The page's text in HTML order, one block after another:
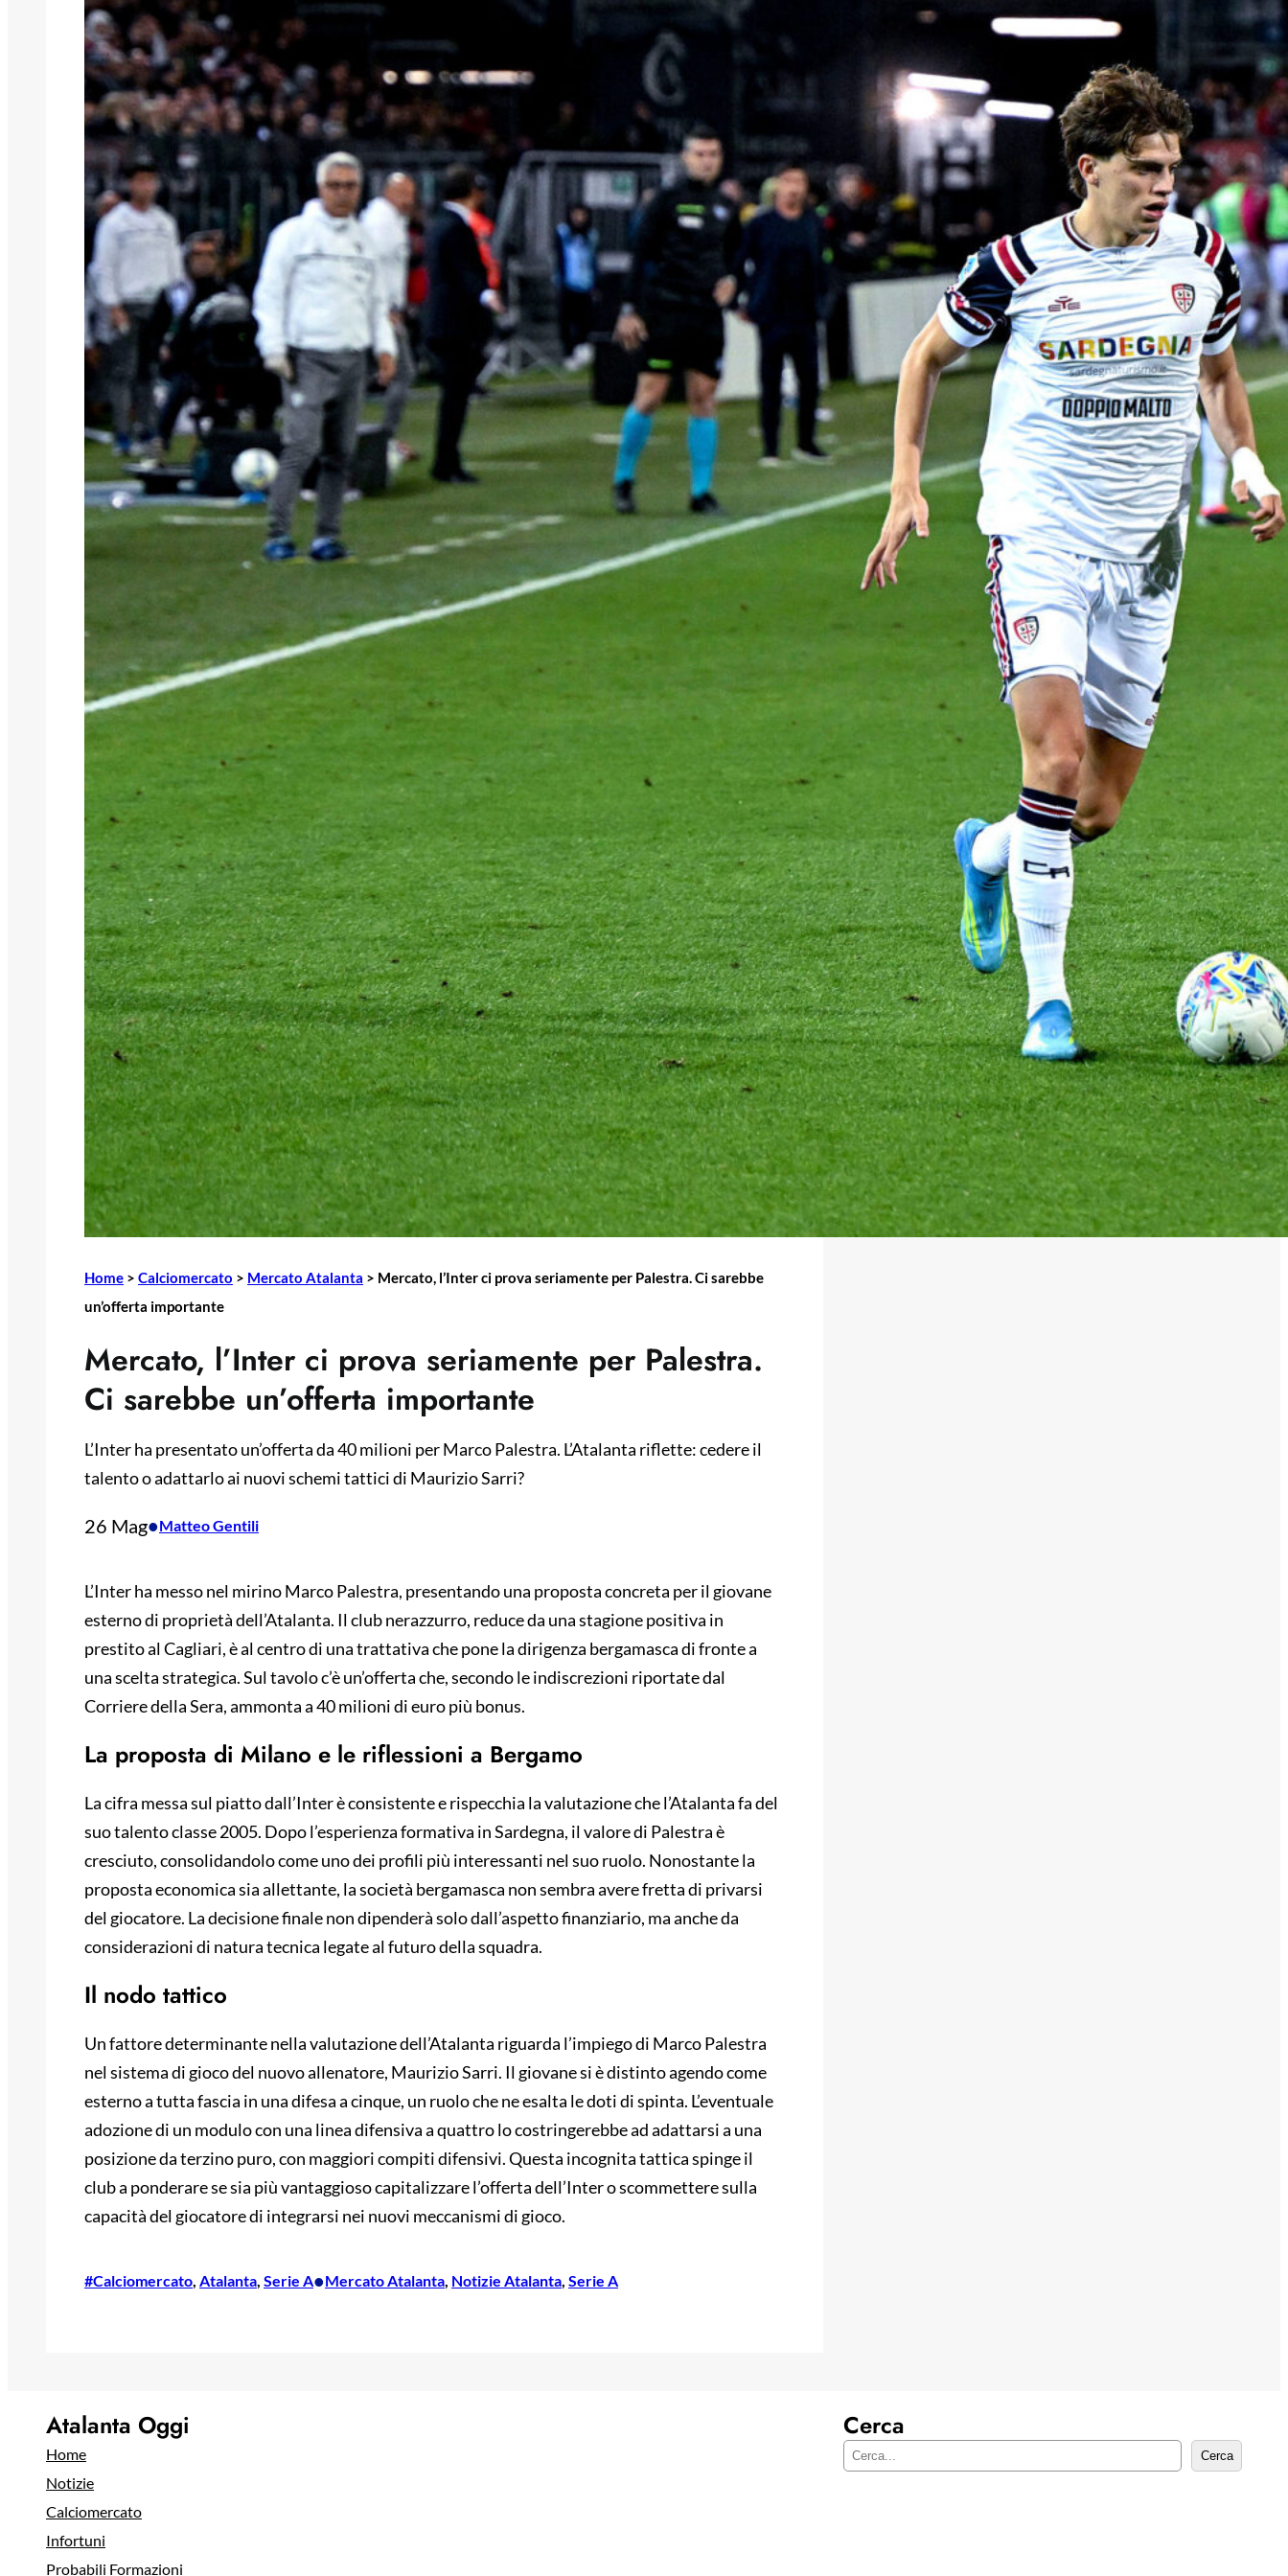
Home > Calciomercato > Mercato Atalanta > Mercato, l’Inter ci prova seriamente per Palestra. Ci sarebbe
un’offerta importante
Mercato, l’Inter ci prova seriamente per Palestra.
Ci sarebbe un’offerta importante
L’Inter ha presentato un’offerta da 40 milioni per Marco Palestra. L’Atalanta riflette: cedere il
talento o adattarlo ai nuovi schemi tattici di Maurizio Sarri?
26 Mag•Matteo Gentili
L’Inter ha messo nel mirino Marco Palestra, presentando una proposta concreta per il giovane
esterno di proprietà dell’Atalanta. Il club nerazzurro, reduce da una stagione positiva in
prestito al Cagliari, è al centro di una trattativa che pone la dirigenza bergamasca di fronte a
una scelta strategica. Sul tavolo c’è un’offerta che, secondo le indiscrezioni riportate dal
Corriere della Sera, ammonta a 40 milioni di euro più bonus.
La proposta di Milano e le riflessioni a Bergamo
La cifra messa sul piatto dall’Inter è consistente e rispecchia la valutazione che l’Atalanta fa del
suo talento classe 2005. Dopo l’esperienza formativa in Sardegna, il valore di Palestra è
cresciuto, consolidandolo come uno dei profili più interessanti nel suo ruolo. Nonostante la
proposta economica sia allettante, la società bergamasca non sembra avere fretta di privarsi
del giocatore. La decisione finale non dipenderà solo dall’aspetto finanziario, ma anche da
considerazioni di natura tecnica legate al futuro della squadra.
Il nodo tattico
Un fattore determinante nella valutazione dell’Atalanta riguarda l’impiego di Marco Palestra
nel sistema di gioco del nuovo allenatore, Maurizio Sarri. Il giovane si è distinto agendo come
esterno a tutta fascia in una difesa a cinque, un ruolo che ne esalta le doti di spinta. L’eventuale
adozione di un modulo con una linea difensiva a quattro lo costringerebbe ad adattarsi a una
posizione da terzino puro, con maggiori compiti difensivi. Questa incognita tattica spinge il
club a ponderare se sia più vantaggioso capitalizzare l’offerta dell’Inter o scommettere sulla
capacità del giocatore di integrarsi nei nuovi meccanismi di gioco.
#Calciomercato, Atalanta, Serie A•Mercato Atalanta, Notizie Atalanta, Serie A
04
Mercato Atalanta: si sfoltisce la
rosa, Gaetano unico acquisto in
attesa dei rinforzi
6 Agosto 2026
L’ex Atalanta Ruggeri verso la
Premier League: sfuma il ritorno in
Italia
6 Agosto 2026
Atalanta Oggi
Home
Notizie
Calciomercato
Infortuni
Probabili Formazioni
Cerca
C
Cerca